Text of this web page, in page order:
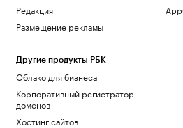
Редакция
Размещение рекламы
Другие продукты РБК
Облако для бизнеса
Корпоративный регистратор
доменов
Хостинг сайтов